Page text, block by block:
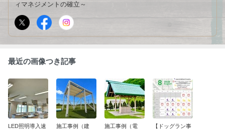
ィマネジメントの確立～
最近の画像つき記事
LED照明導入速
施工事例（建
施工事例（電
【ドッグラン事